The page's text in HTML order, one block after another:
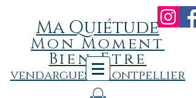
Ma Quiétude
MonMoment
Bien-Etre
vendargues - Montpellier